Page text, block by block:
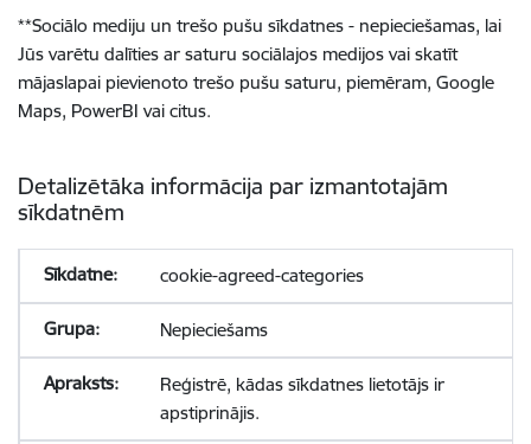
**Sociālo mediju un trešo pušu sīkdatnes - nepieciešamas, lai
Jūs varētu dalīties ar saturu sociālajos medijos vai skatīt
mājaslapai pievienoto trešo pušu saturu, piemēram, Google
Maps, PowerBI vai citus.
Detalizētāka informācija par izmantotajām
sīkdatnēm
cookie-agreed-categories
Nepieciešams
Reģistrē, kādas sīkdatnes lietotājs ir
apstiprinājis.